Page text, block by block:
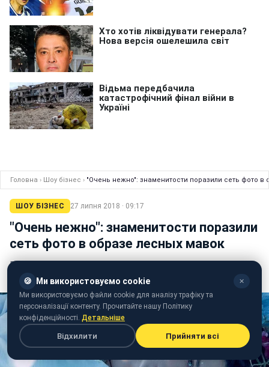
Головна › Шоу бізнес › "Очень нежно": знаменитости поразили сеть фото в
ШОУ БІЗНЕС 27 липня 2018 · 09:17
"Очень нежно": знаменитости поразили
сеть фото в образе лесных мавок
Ефросинина, Осадчая и Кухар предстали в
потрясающих образах
🍪 Ми використовуємо cookie ✕
Ми використовуємо файли cookie для аналізу трафіку та
персоналізації контенту. Прочитайте нашу Політику
конфіденційності. Детальніше
Відхилити Прийняти всі